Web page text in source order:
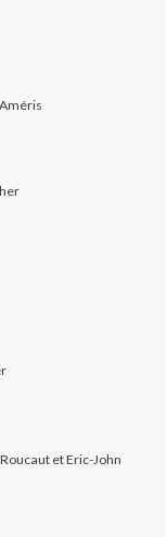
Roucaut et Eric-John